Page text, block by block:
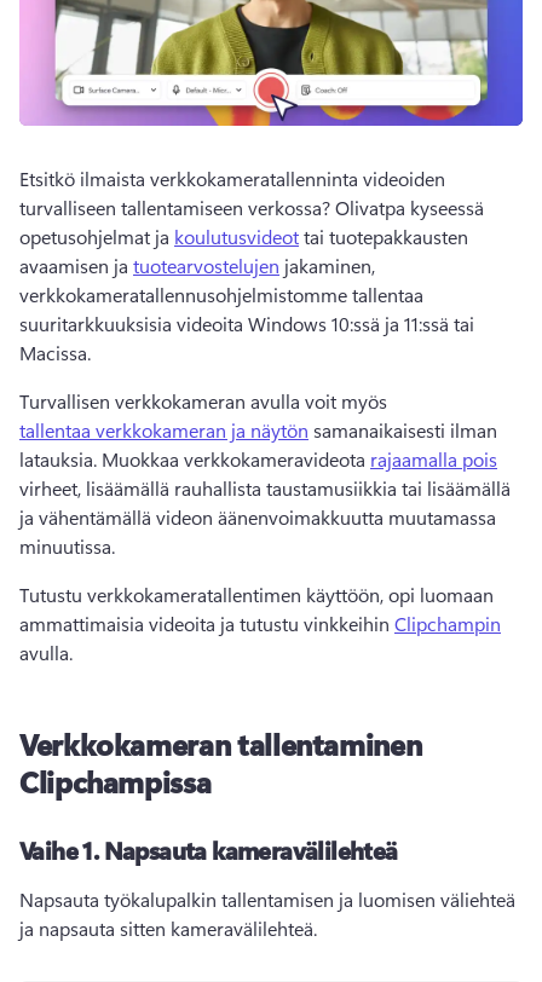
Etsitkö ilmaista verkkokameratallenninta videoiden
turvalliseen tallentamiseen verkossa? Olivatpa kyseessä
opetusohjelmat ja koulutusvideot tai tuotepakkausten
avaamisen ja tuotearvostelujen jakaminen,
verkkokameratallennusohjelmistomme tallentaa
suuritarkkuuksisia videoita Windows 10:ssä ja 11:ssä tai
Macissa.
Turvallisen verkkokameran avulla voit myös
tallentaa verkkokameran ja näytön samanaikaisesti ilman
latauksia. Muokkaa verkkokameravideota rajaamalla pois
virheet, lisäämällä rauhallista taustamusiikkia tai lisäämällä
ja vähentämällä videon äänenvoimakkuutta muutamassa
minuutissa.
Tutustu verkkokameratallentimen käyttöön, opi luomaan
ammattimaisia videoita ja tutustu vinkkeihin Clipchampin
avulla.
Verkkokameran tallentaminen
Clipchampissa
Vaihe 1.Napsauta kameravälilehteä
Napsauta työkalupalkin tallentamisen ja luomisen väliehteä
ja napsauta sitten kameravälilehteä.